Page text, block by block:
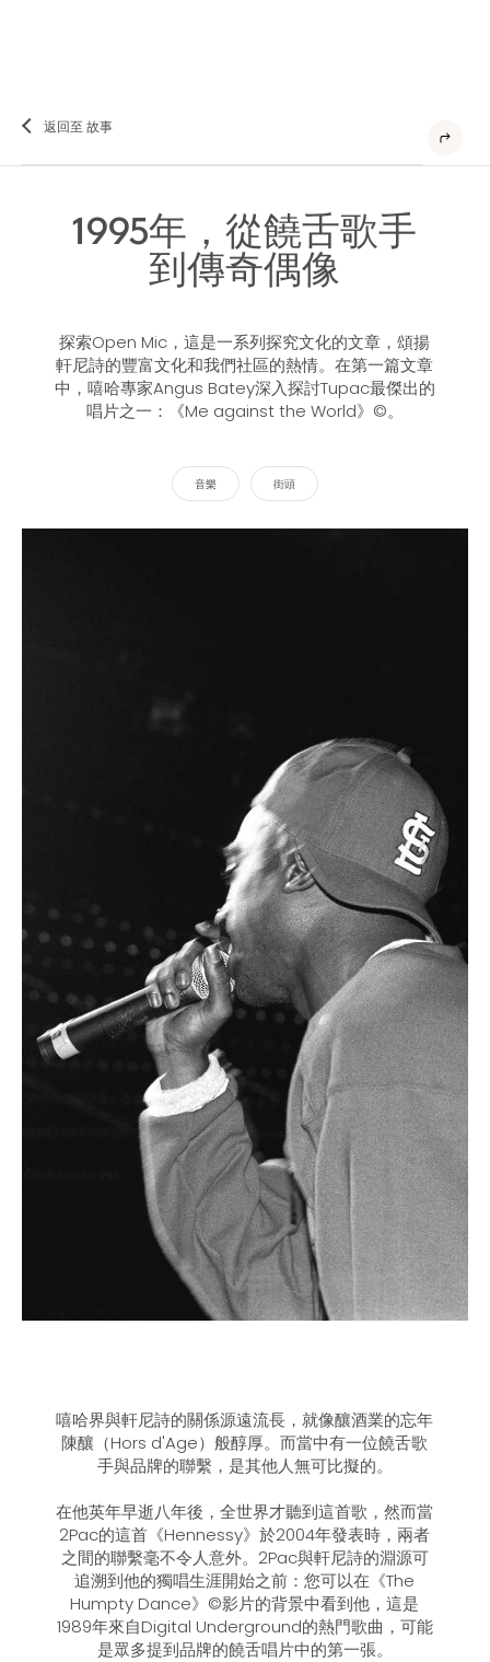
返回至 故事
1995年，從饒舌歌手
到傳奇偶像
探索Open Mic，這是一系列探究文化的文章，頌揚
軒尼詩的豐富文化和我們社區的熱情。在第一篇文章
中，嘻哈專家Angus Batey深入探討Tupac最傑出的
唱片之一：《Me against the World》©。
音樂 街頭
嘻哈界與軒尼詩的關係源遠流長，就像釀酒業的忘年
陳釀（Hors d'Age）般醇厚。而當中有一位饒舌歌
手與品牌的聯繫，是其他人無可比擬的。
在他英年早逝八年後，全世界才聽到這首歌，然而當
2Pac的這首《Hennessy》於2004年發表時，兩者
之間的聯繫毫不令人意外。2Pac與軒尼詩的淵源可
追溯到他的獨唱生涯開始之前：您可以在《The
Humpty Dance》©影片的背景中看到他，這是
1989年來自Digital Underground的熱門歌曲，可能
是眾多提到品牌的饒舌唱片中的第一張。